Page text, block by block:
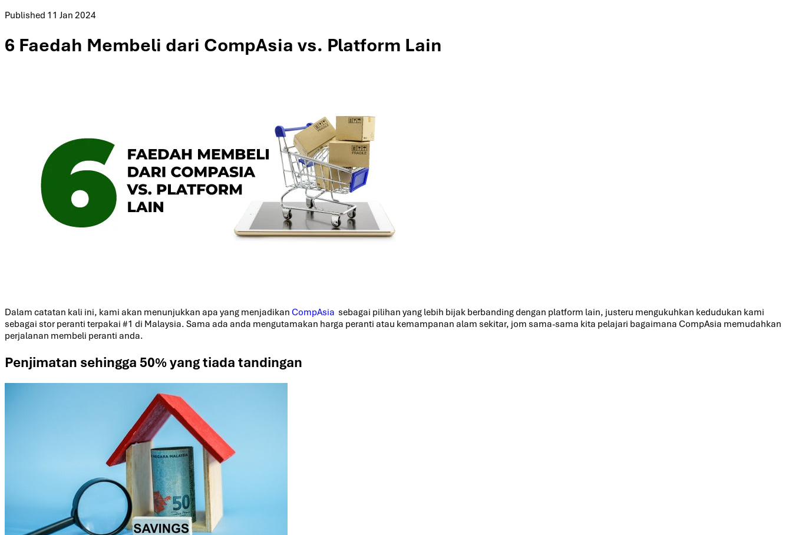
Published 11 Jan 2024
6 Faedah Membeli dari CompAsia vs. Platform Lain
Dalam catatan kali ini, kami akan menunjukkan apa yang menjadikan CompAsia sebagai pilihan yang lebih bijak berbanding dengan platform lain, justeru mengukuhkan kedudukan kami
sebagai stor peranti terpakai #1 di Malaysia. Sama ada anda mengutamakan harga peranti atau kemampanan alam sekitar, jom sama-sama kita pelajari bagaimana CompAsia memudahkan
perjalanan membeli peranti anda.
Penjimatan sehingga 50% yang tiada tandingan